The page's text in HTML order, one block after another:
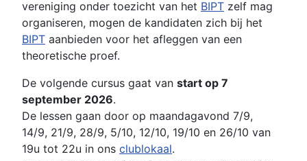
vereniging onder toezicht van het BIPT zelf mag
organiseren, mogen de kandidaten zich bij het
BIPT aanbieden voor het afleggen van een
theoretische proef.
De volgende cursus gaat van start op 7
september 2026.
De lessen gaan door op maandagavond 7/9,
14/9, 21/9, 28/9, 5/10, 12/10, 19/10 en 26/10 van
19u tot 22u in ons clublokaal.